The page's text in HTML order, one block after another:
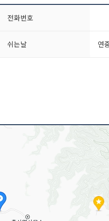
전화번호
쉬는날 연